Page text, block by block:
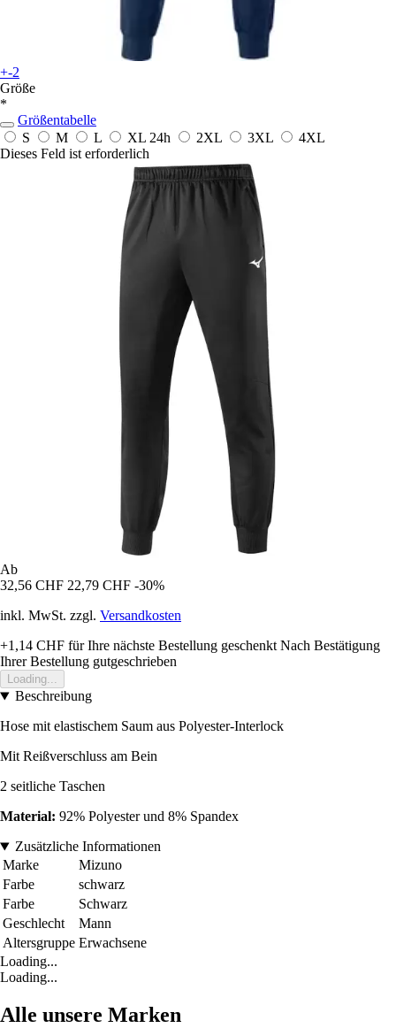
+-2
Größe
*
Größentabelle
S
M L XL 24h 2XL 3XL
4XL
Dieses Feld ist erforderlich
Ab
32,56 CHF 22,79 CHF -30%
inkl. MwSt. zzgl. Versandkosten
+1,14 CHF für Ihre nächste Bestellung geschenkt Nach Bestätigung
Ihrer Bestellung gutgeschrieben
Loading...
Beschreibung
Hose mit elastischem Saum aus Polyester-Interlock
Mit Reißverschluss am Bein
2 seitliche Taschen
Material: 92% Polyester und 8% Spandex
Zusätzliche Informationen
Marke
Mizuno
Farbe
schwarz
Farbe
Schwarz
Geschlecht
Mann
Altersgruppe Erwachsene
Loading...
Loading...
Alle unsere Marken